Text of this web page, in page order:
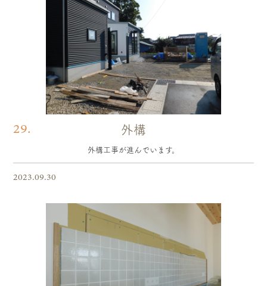
29. 外構
外構工事が進んでいます。
2023.09.30